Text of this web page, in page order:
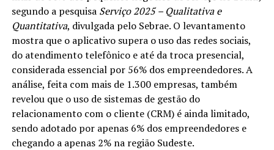
segundo a pesquisa Serviço 2025 – Qualitativa e
Quantitativa, divulgada pelo Sebrae. O levantamento
mostra que o aplicativo supera o uso das redes sociais,
do atendimento telefônico e até da troca presencial,
considerada essencial por 56% dos empreendedores. A
análise, feita com mais de 1.300 empresas, também
revelou que o uso de sistemas de gestão do
relacionamento com o cliente (CRM) é ainda limitado,
sendo adotado por apenas 6% dos empreendedores e
chegando a apenas 2% na região Sudeste.